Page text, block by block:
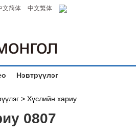
文简体 中文繁体
Нэвтрүүлэг
> Хүслийн хариу
0807